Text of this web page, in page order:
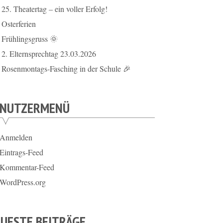
25. Theatertag – ein voller Erfolg!
Osterferien
Frühlingsgruss 🌞
2. Elternsprechtag 23.03.2026
Rosenmontags-Fasching in der Schule 🎉
Feed
Feed